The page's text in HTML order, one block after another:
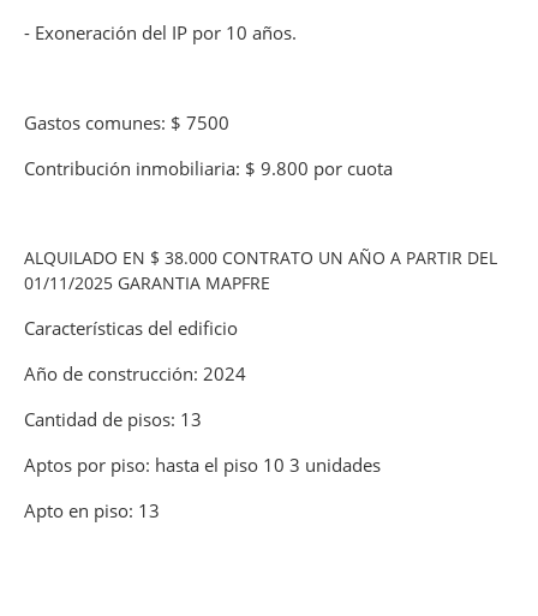
- Exoneración del IP por 10 años.
Gastos comunes: $ 7500
Contribución inmobiliaria: $ 9.800 por cuota
ALQUILADO EN $ 38.000 CONTRATO UN AÑO A PARTIR DEL
01/11/2025 GARANTIA MAPFRE
Características del edificio
Año de construcción: 2024
Cantidad de pisos: 13
Aptos por piso: hasta el piso 10 3 unidades
Apto en piso: 13